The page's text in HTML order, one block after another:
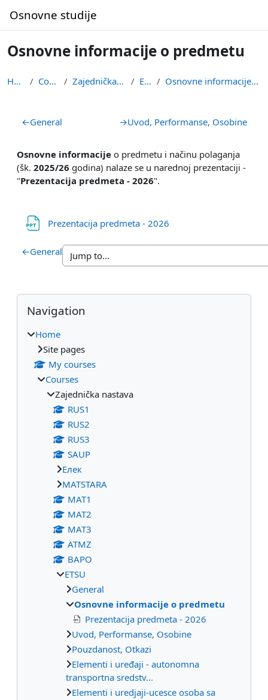
Osnovne studije
Osnovne informacije o predmetu
Home Courses Zajednička nastava ETSU Osnovne informacije o predmetu
Section outline
←General →Uvod, Performanse, Osobine
Osnovne informacije o predmetu i načinu polaganja
(šk. 2025/26 godina) nalaze se u narednoj prezentaciji -
"Prezentacija predmeta - 2026".
Prezentacija predmeta - 2026
←General
Blocks
Skip Navigation
Navigation
Home
Site pages
My courses
Courses
Zajednička nastava
RUS1
RUS2
RUS3
SAUP
Eлек
МАТSTARA
МАТ1
МАТ2
МАТ3
ATMZ
BAPO
ETSU
General
Osnovne informacije o predmetu
Prezentacija predmeta - 2026
Uvod, Performanse, Osobine
Pouzdanost, Otkazi
Elementi i uređaji - autonomna
transportna sredstv...
Elementi i uredjaji-ucesce osoba sa